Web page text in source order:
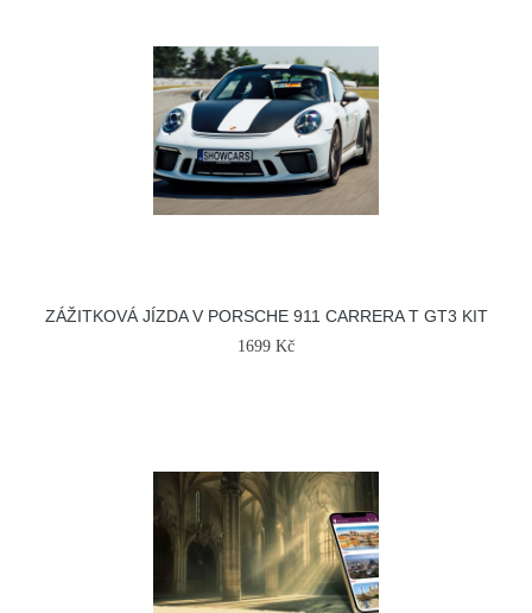
ZÁŽITKOVÁ JÍZDA V PORSCHE 911 CARRERA T GT3 KIT
1699 Kč